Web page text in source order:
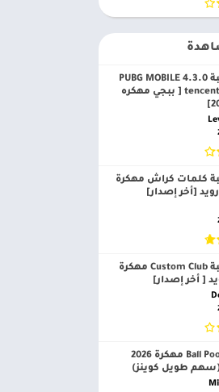
تحميل لعبة PUBG MOBILE 4.3.0
مهكرة tencent.ig [ ببجي مهكره
كلمات كراش مهكرة
تحميل لعبة Custom Club مهكرة
تحميل 8 Ball Pool مهكرة 2026
(سهم طويل كوينز)